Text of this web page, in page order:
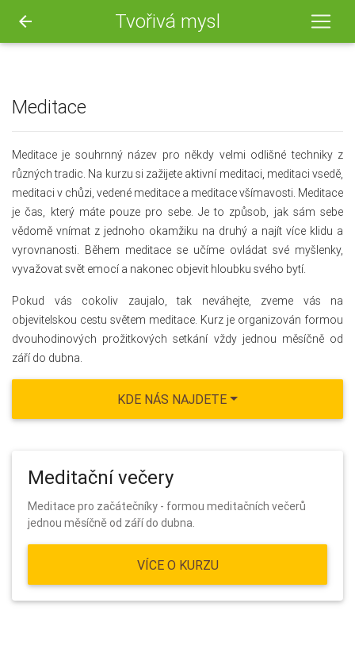
arrow_back Tvořivá mysl
Meditace
Meditace je souhrnný název pro někdy velmi odlišné techniky z
různých tradic. Na kurzu si zažijete aktivní meditaci, meditaci vsedě,
meditaci v chůzi, vedené meditace a meditace všímavosti. Meditace
je čas, který máte pouze pro sebe. Je to způsob, jak sám sebe
vědomě vnímat z jednoho okamžiku na druhý a najít více klidu a
vyrovnanosti. Během meditace se učíme ovládat své myšlenky,
vyvažovat svět emocí a nakonec objevit hloubku svého bytí.
Pokud vás cokoliv zaujalo, tak neváhejte, zveme vás na
objevitelskou cestu světem meditace. Kurz je organizován formou
dvouhodinových prožitkových setkání vždy jednou měsíčně od
září do dubna.
KDE NÁS NAJDETE
Meditační večery
Meditace pro začátečníky - formou meditačních večerů
jednou měsíčně od září do dubna.
VÍCE O KURZU